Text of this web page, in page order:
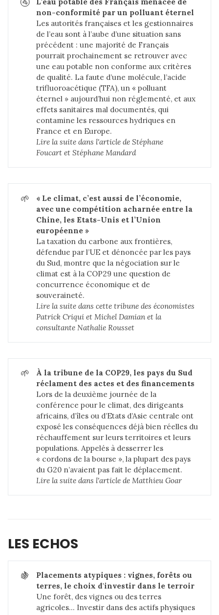
non-conformité par un polluant éternel
Les autorités françaises et les gestionnaires
de l’eau sont à l’aube d’une situation sans
précédent : une majorité de Français
pourrait prochainement se retrouver avec
une eau potable non conforme aux critères
de qualité. La faute d’une molécule, l’acide
trifluoroacétique (TFA), un « polluant
éternel » aujourd’hui non réglementé, et aux
effets sanitaires mal documentés, qui
contamine les ressources hydriques en
France et en Europe.
Lire la suite dans l'article de Stéphane
Foucart et Stéphane Mandard
🌱
« Le climat, c’est aussi de l’économie,
avec une compétition acharnée entre la
Chine, les Etats-Unis et l’Union
européenne »
La taxation du carbone aux frontières,
défendue par l’UE et dénoncée par les pays
du Sud, montre que la négociation sur le
climat est à la COP29 une question de
concurrence économique et de
souveraineté.
Lire la suite dans cette tribune des économistes
Patrick Criqui et Michel Damian et la
consultante Nathalie Rousset
🌱
À la tribune de la COP29, les pays du Sud
réclament des actes et des financements
Lors de la deuxième journée de la
conférence pour le climat, des dirigeants
africains, d’îles ou d’Etats d’Asie centrale ont
exposé les conséquences déjà bien réelles du
réchauffement sur leurs territoires et leurs
populations. Appelés à desserrer les
« cordons de la bourse », la plupart des pays
du G20 n’avaient pas fait le déplacement.
Lire la suite dans l'article de Matthieu Goar
LES ECHOS
🍇
Placements atypiques : vignes, forêts ou
terres, le choix d'investir dans le terroir
Une forêt, des vignes ou des terres
agricoles… Investir dans des actifs physiques